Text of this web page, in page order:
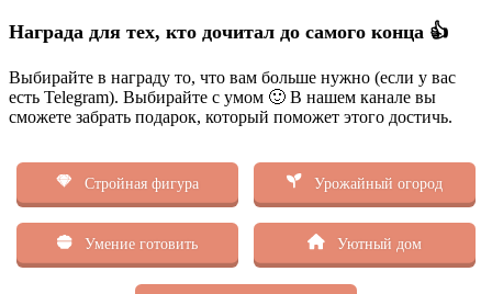
Награда для тех, кто дочитал до самого конца 👍
Выбирайте в награду то, что вам больше нужно (если у вас
есть Telegram). Выбирайте с умом 🙂 В нашем канале вы
сможете забрать подарок, который поможет этого достичь.
Стройная фигура Урожайный огород
Умение готовить Уютный дом